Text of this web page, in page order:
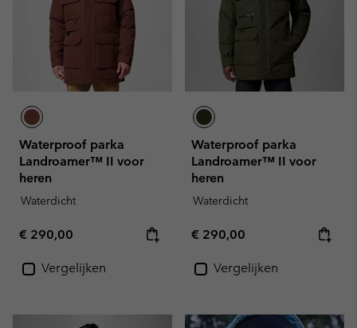
Waterproof parka
Landroamer™ II voor
heren
Waterdicht
Regular price:
€ 290,00
Vergelijken
Waterproof parka
Landroamer™ II voor
heren
Waterdicht
Regular price:
€ 290,00
Vergelijken